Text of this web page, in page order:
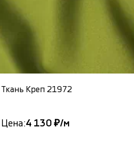
Ткань Креп 21972
Цена:4 130 ₽/м